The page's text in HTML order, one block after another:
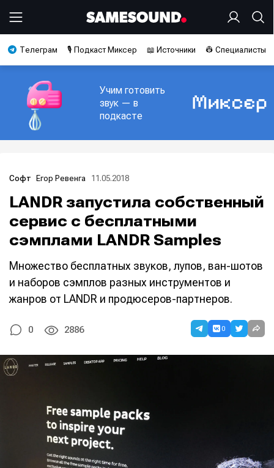
Телеграм 🎙️ Подкаст Миксер 📖 Источники 👷 Специалисты
Учим готовить
звук — в
подкасте
Софт Егор Ревенга 11.05.2018
LANDR запустила собственный
сервис с бесплатными
сэмплами LANDR Samples
Множество бесплатных звуков, лупов, ван-шотов
и наборов сэмплов разных инструментов и
жанров от LANDR и продюсеров-партнеров.
0 2886 0